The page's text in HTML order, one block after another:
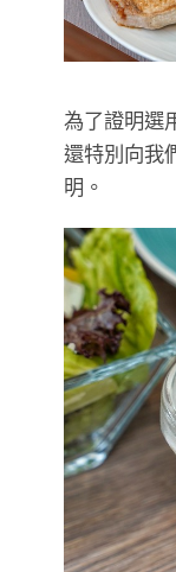
為了證明選
還特別向我
明。